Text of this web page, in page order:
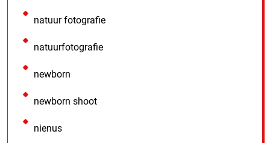
natuur fotografie
natuurfotografie
newborn
newborn shoot
nienus